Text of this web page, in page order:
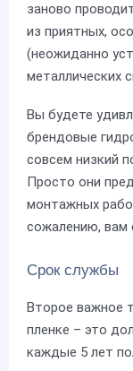
заново
из приятных,
(неожиданно
металлических
Вы будете
брендовые
совсем низкий
Просто они
монтажных
сожалению, вам
Срок службы
Второе важное
пленке – это
каждые 5 лет